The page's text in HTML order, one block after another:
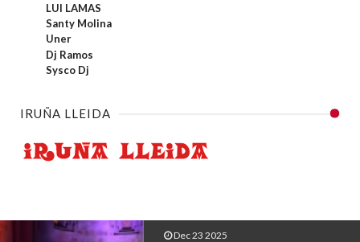
LUI LAMAS
Santy Molina
Uner
Dj Ramos
Sysco Dj
IRUÑA LLEIDA
Dec 11 2025